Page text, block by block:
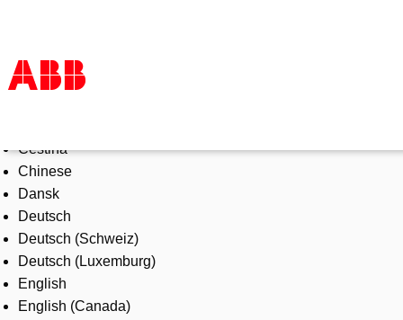
Products & Solutions
Industries
Services
About us
Where to buy
Contact us
Careers
Čeština
Chinese
Dansk
Deutsch
Deutsch (Schweiz)
Deutsch (Luxemburg)
English
English (Canada)